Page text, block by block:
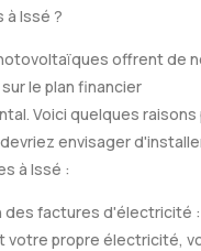
Issé ?
offrent de
le plan financier
Voici quelques raisons
envisager
à Issé :
des factures d'électricité :
votre propre électricité,